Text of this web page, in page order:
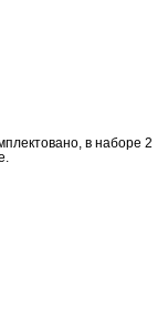
в наборе 2